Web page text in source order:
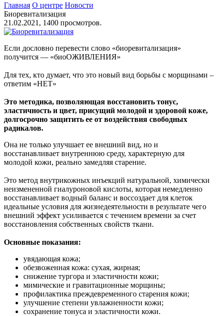
Главная О центре Новости
Биоревитализация
21.02.2021, 1400 просмотров.
Если дословно перевести слово «биоревитализация»
получится — «биоОЖИВЛЕНИЯ»
Для тех, кто думает, что это новый вид борьбы с морщинами –
ответим «НЕТ»
Это методика, позволяющая восстановить тонус,
эластичность и цвет, присущий молодой и здоровой коже,
долгосрочно защитить ее от воздействия свободных
радикалов.
Она не только улучшает ее внешний вид, но и
восстанавливает внутреннюю среду, характерную для
молодой кожи, реально замедляя старение.
Это метод внутрикожных инъекций натуральной, химически
неизмененной гиалуроновой кислоты, которая немедленно
восстанавливает водный баланс и воссоздает для клеток
идеальные условия для жизнедеятельности в результате чего
внешний эффект усиливается с течением времени за счет
восстановления собственных свойств ткани.
Основные показания:
увядающая кожа;
обезвоженная кожа: сухая, жирная;
снижение тургора и эластичности кожи;
мимические и гравитационные морщины;
профилактика преждевременного старения кожи;
улучшение степени увлажненности кожи;
сохранение тонуса и эластичности кожи.